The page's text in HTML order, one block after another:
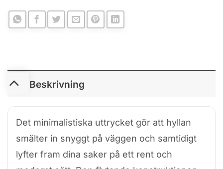
Beskrivning
Det minimalistiska uttrycket gör att hyllan
smälter in snyggt på väggen och samtidigt
lyfter fram dina saker på ett rent och